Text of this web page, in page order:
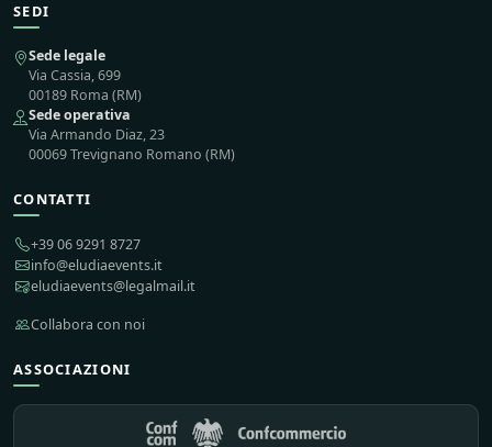
SEDI
Sede legale
Via Cassia, 699
00189 Roma (RM)
Sede operativa
Via Armando Diaz, 23
00069 Trevignano Romano (RM)
CONTATTI
+39 06 9291 8727
info@eludiaevents.it
eludiaevents@legalmail.it
Collabora con noi
ASSOCIAZIONI